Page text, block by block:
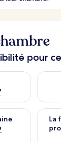
pour
ce soir
pour cette fin
La